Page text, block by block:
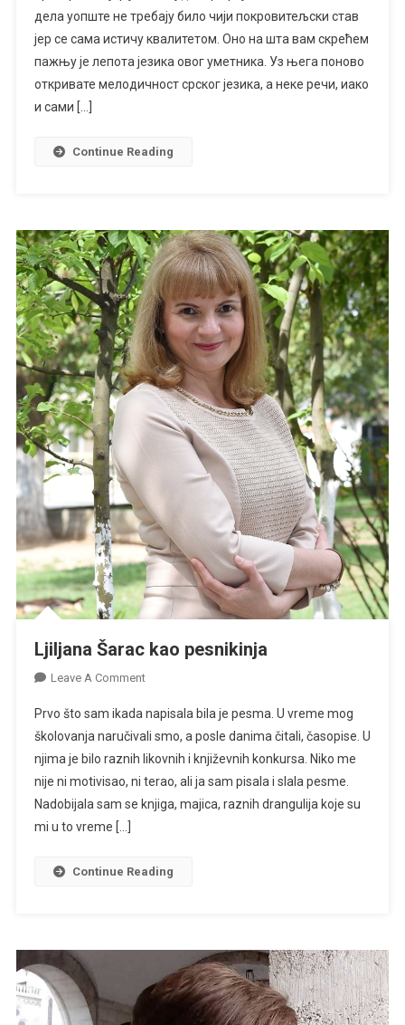
дела уопште не требају било чији покровитељски став
јер се сама истичу квалитетом. Оно на шта вам скрећем
пажњу је лепота језика овог уметника. Уз њега поново
откривате мелодичност срског језика, а неке речи, иако
и сами […]
Continue Reading
Ljiljana Šarac kao pesnikinja
Leave A CommentOn
Šarac
Kao
Pesnikinja
Prvo što sam ikada napisala bila je pesma. U vreme mog
školovanja naručivali smo, a posle danima čitali, časopise. U
njima je bilo raznih likovnih i književnih konkursa. Niko me
nije ni motivisao, ni terao, ali ja sam pisala i slala pesme.
Nadobijala sam se knjiga, majica, raznih drangulija koje su
mi u to vreme […]
Continue Reading